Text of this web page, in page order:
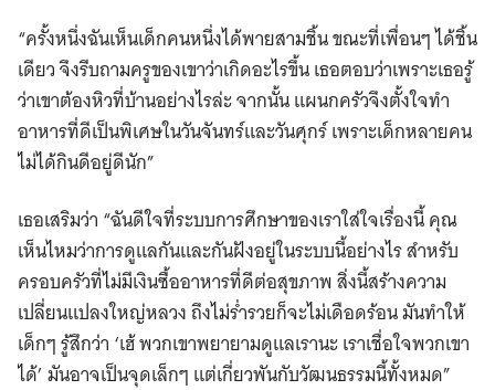
“ครั้งหนึ่งฉันเห็นเด็กคนหนึ่งได้พายสามชิ้น ขณะที่เพื่อนๆ ได้ชิ้น
เดียว จึงรีบถามครูของเขาว่าเกิดอะไรขึ้น เธอตอบว่าเพราะเธอรู้
ว่าเขาต้องหิวที่บ้านอย่างไรล่ะ จากนั้น แผนกครัวจึงตั้งใจทำ
อาหารที่ดีเป็นพิเศษในวันจันทร์และวันศุกร์ เพราะเด็กหลายคน
ไม่ได้กินดีอยู่ดีนัก”
เธอเสริมว่า “ฉันดีใจที่ระบบการศึกษาของเราใส่ใจเรื่องนี้ คุณ
เห็นไหมว่าการดูแลกันและกันฝังอยู่ในระบบนี้อย่างไร สำหรับ
ครอบครัวที่ไม่มีเงินซื้ออาหารที่ดีต่อสุขภาพ สิ่งนี้สร้างความ
เปลี่ยนแปลงใหญ่หลวง ถึงไม่ร่ำรวยก็จะไม่เดือดร้อน มันทำให้
เด็กๆ รู้สึกว่า ‘เฮ้ พวกเขาพยายามดูแลเรานะ เราเชื่อใจพวกเขา
ได้’ มันอาจเป็นจุดเล็กๆ แต่เกี่ยวพันกับวัฒนธรรมนี้ทั้งหมด”